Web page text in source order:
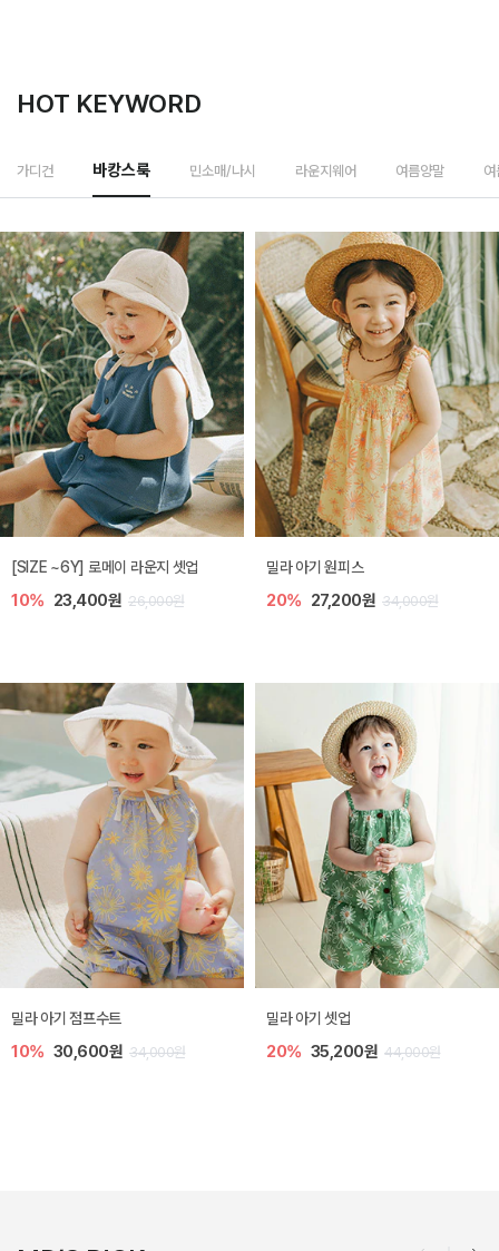
HOT KEYWORD
가디건 바캉스룩 민소매/나시 라운지웨어 여름양말
엘리오 아기 블라우스
20% 21,600원 27,000원
엘로디 니트 아기 뷔스티에
20% 21,600원 27,000원
토닉 아기 민소매 티셔츠
20% 11,200원 14,000원
베티 니트 아기 민소매 티셔츠
10% 24,300원 27,000원